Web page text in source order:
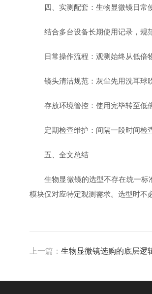
四、实测配套：生物显微镜日常
结合多台设备长期使用记录，规范
日常操作流程：观测始终从低倍物
镜头清洁规范：灰尘先用洗耳球吹
存放环境管控：使用完毕转至低倍
定期检查维护：间隔一段时间检查
五、全文总结
生物显微镜的选型不存在统一标准
模块仅对应特定观测需求。选型时不
上一篇： 生物显微镜选购的底层逻